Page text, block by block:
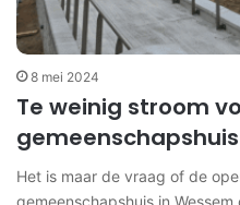
8 mei 2024
Te weinig stroom
Het is maar de vraag of de
gemeenschapshuis in